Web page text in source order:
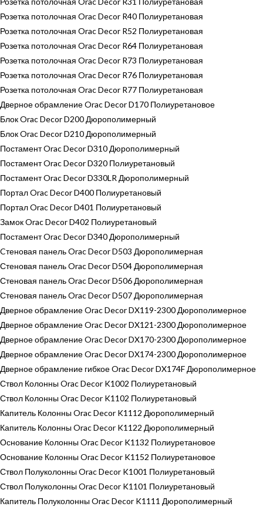
Розетка потолочная Orac Decor R40 Полиуретановая
Розетка потолочная Orac Decor R52 Полиуретановая
Розетка потолочная Orac Decor R64 Полиуретановая
Розетка потолочная Orac Decor R73 Полиуретановая
Розетка потолочная Orac Decor R76 Полиуретановая
Розетка потолочная Orac Decor R77 Полиуретановая
Дверное обрамление Orac Decor D170 Полиуретановое
Блок Orac Decor D200 Дюрополимерный
Блок Orac Decor D210 Дюрополимерный
Постамент Orac Decor D310 Дюрополимерный
Постамент Orac Decor D320 Полиуретановый
Постамент Orac Decor D330LR Дюрополимерный
Портал Orac Decor D400 Полиуретановый
Портал Orac Decor D401 Полиуретановый
Замок Orac Decor D402 Полиуретановый
Постамент Orac Decor D340 Дюрополимерный
Cтеновая панель Orac Decor D503 Дюрополимерная
Стеновая панель Orac Decor D504 Дюрополимерная
Стеновая панель Orac Decor D506 Дюрополимерная
Стеновая панель Orac Decor D507 Дюрополимерная
Дверное обрамление Orac Decor DX119-2300 Дюрополимерное
Дверное обрамление Orac Decor DX121-2300 Дюрополимерное
Дверное обрамление Orac Decor DX170-2300 Дюрополимерное
Дверное обрамление Orac Decor DX174-2300 Дюрополимерное
Дверное обрамление гибкое Orac Decor DX174F Дюрополимерное
Ствол Колонны Orac Decor K1002 Полиуретановый
Ствол Колонны Orac Decor K1102 Полиуретановый
Капитель Колонны Orac Decor K1112 Дюрополимерный
Капитель Колонны Orac Decor K1122 Дюрополимерный
Основание Колонны Orac Decor K1132 Полиуретановое
Основание Колонны Orac Decor K1152 Полиуретановое
Ствол Полуколонны Orac Decor K1001 Полиуретановый
Ствол Полуколонны Orac Decor K1101 Полиуретановый
Капитель Полуколонны Orac Decor K1111 Дюрополимерный